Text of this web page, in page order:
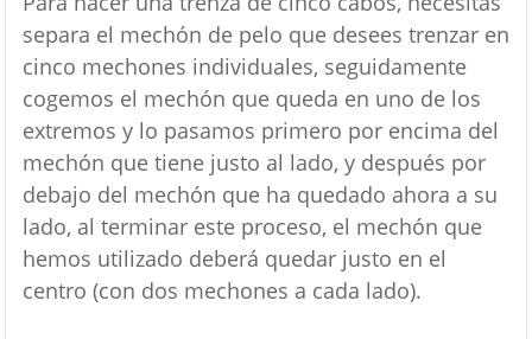
separa el mechón de pelo que desees trenzar en
cinco mechones individuales, seguidamente
cogemos el mechón que queda en uno de los
extremos y lo pasamos primero por encima del
mechón que tiene justo al lado, y después por
debajo del mechón que ha quedado ahora a su
lado, al terminar este proceso, el mechón que
hemos utilizado deberá quedar justo en el
centro (con dos mechones a cada lado).